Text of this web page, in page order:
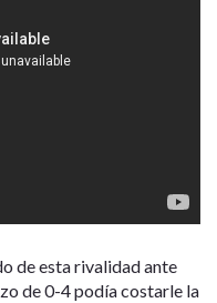
de esta rivalidad ante
de 0-4 podía costarle la